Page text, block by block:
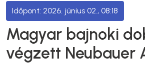
2026. június 02., 08:18
Magyar bajnoki
végzett Neubauer